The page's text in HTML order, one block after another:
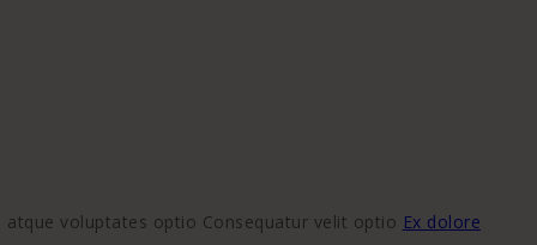
voluptates optio Consequatur velit optio Ex dolore